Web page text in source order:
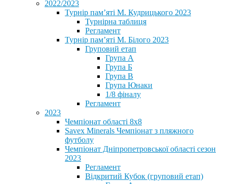
2022/2023
Турнір пам’яті М. Кудрицького 2023
Турнірна таблиця
Регламент
Турнір пам’яті М. Білого 2023
Груповий етап
Група А
Група Б
Група В
Група Юнаки
1/8 фіналу
Регламент
2023
Чемпіонат області 8х8
Savex Minerals Чемпіонат з пляжного
футболу
Чемпіонат Дніпропетровської області сезон
2023
Регламент
Відкритий Кубок (груповий етап)